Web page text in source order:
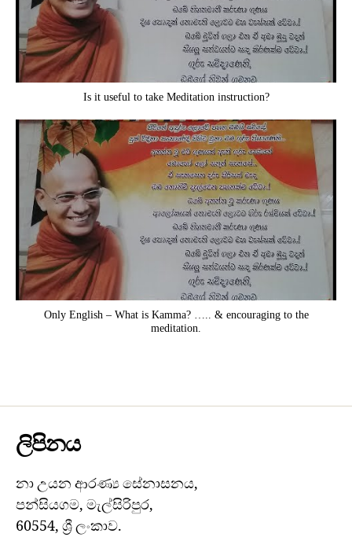
Is it useful to take Meditation instruction?
Only English – What is Kamma? ….. & encouraging to the
meditation.
ලිපිනය
නා උයන ආරණ්‍ය සේනාසනය,
පන්සියගම, මැල්සිරිපුර,
60554, ශ්‍රී ලංකාව.